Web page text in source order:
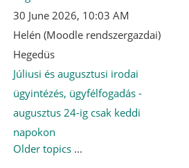
30 June 2026, 10:03 AM
Helén (Moodle rendszergazdai)
Hegedüs
Júliusi és augusztusi irodai
ügyintézés, ügyfélfogadás -
augusztus 24-ig csak keddi
napokon
Older topics ...